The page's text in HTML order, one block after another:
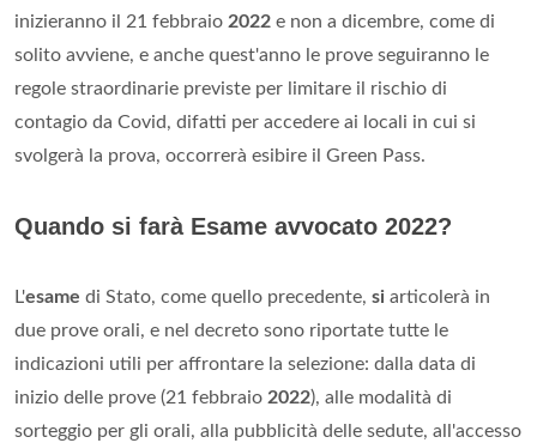
inizieranno il 21 febbraio 2022 e non a dicembre, come di
solito avviene, e anche quest'anno le prove seguiranno le
regole straordinarie previste per limitare il rischio di
contagio da Covid, difatti per accedere ai locali in cui si
svolgerà la prova, occorrerà esibire il Green Pass.
Quando si farà Esame avvocato 2022?
L'esame di Stato, come quello precedente, si articolerà in
due prove orali, e nel decreto sono riportate tutte le
indicazioni utili per affrontare la selezione: dalla data di
inizio delle prove (21 febbraio 2022), alle modalità di
sorteggio per gli orali, alla pubblicità delle sedute, all'accesso